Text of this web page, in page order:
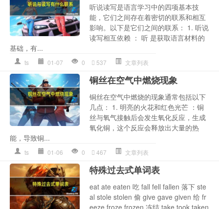
听说读写是语言学习中的四项基本技
能，它们之间存在着密切的联系和相互
影响。以下是它们之间的联系： 1. 听说
读写相互依赖 ： 听 是获取语言材料的
基础，有...
ts 01-07 0 537 文章列表
铜丝在空气中燃烧现象
铜丝在空气中燃烧的现象通常包括以下
几点： 1. 明亮的火花和红色光芒 ：铜
丝与氧气接触后会发生氧化反应，生成
氧化铜，这个反应会释放出大量的热
能，导致铜...
ts 01-06 0 467 文章列表
特殊过去式单词表
eat ate eaten 吃 fall fell fallen 落下 ste
al stole stolen 偷 give gave given 给 fr
eeze froze frozen 冻结 take took taken